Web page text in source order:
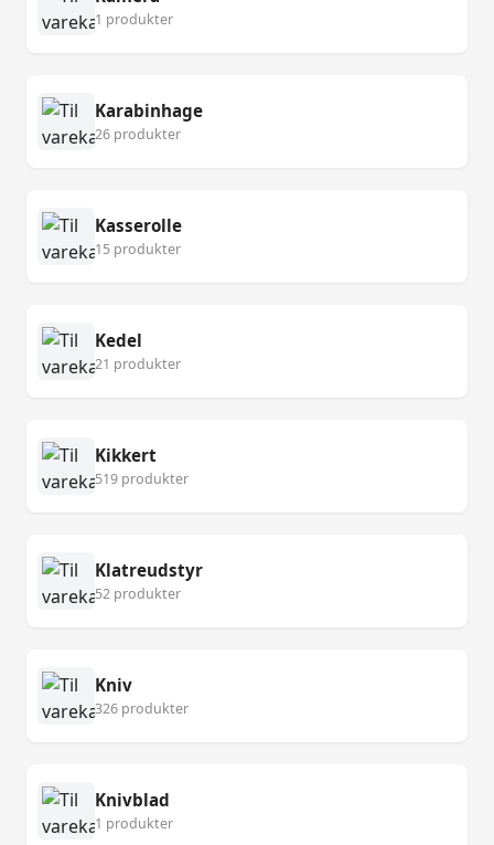
1 produkter
Karabinhage
26 produkter
Kasserolle
15 produkter
Kedel
21 produkter
Kikkert
519 produkter
Klatreudstyr
52 produkter
Kniv
326 produkter
Knivblad
1 produkter